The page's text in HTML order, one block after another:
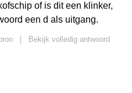
of is dit een klinker,
een d als uitgang.
Bekijk volledig antwoord